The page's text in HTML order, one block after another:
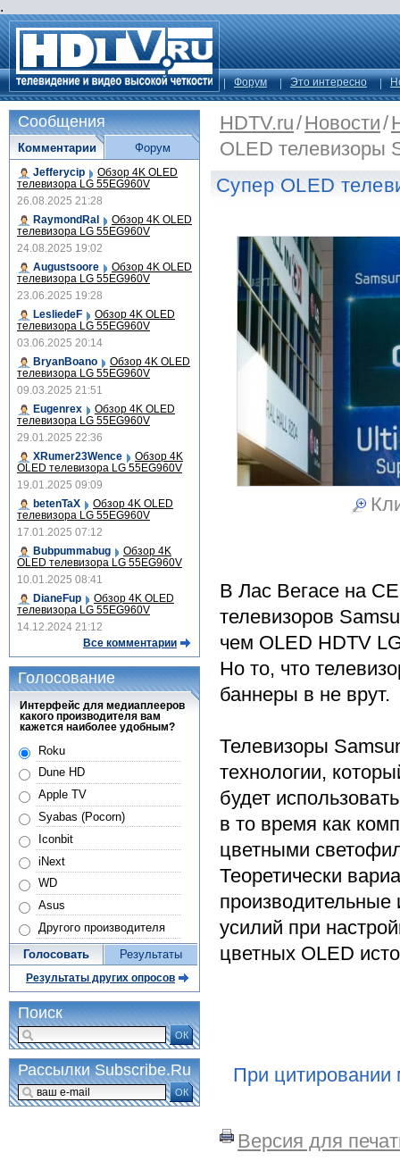
.
Форум Это интересно
HDTV.ru/Новости/
OLED телевизоры
Супер OLED
В Лас Вегасе на
телевизоров
чем OLED HDTV
Но то, что
баннеры в не врут.
Телевизоры
технологии,
будет
в то время как
цветными
Теоретически
усилий при
цветных OLED
При цитировании
Версия для
Сообщения
Комментарии
Jefferycip Обзор 4K OLED
телевизора LG 55EG960V
26.08.2025 21:28
RaymondRal
Обзор 4K OLED
телевизора LG 55EG960V
24.08.2025 19:02
Augustsoore
Обзор 4K OLED
телевизора LG 55EG960V
23.06.2025 19:28
LesliedeF
Обзор 4K OLED
телевизора LG 55EG960V
03.06.2025 20:14
BryanBoano
Обзор 4K OLED
телевизора LG 55EG960V
09.03.2025 21:51
Eugenrex
Обзор 4K OLED
телевизора LG 55EG960V
29.01.2025 22:36
XRumer23Wence
Обзор 4K
OLED телевизора LG 55EG960V
19.01.2025 09:09
betenTaX
Обзор 4K OLED
телевизора LG 55EG960V
17.01.2025 07:12
Bubpummabug
Обзор 4K
OLED телевизора LG 55EG960V
10.01.2025 08:41
DianeFup
Обзор 4K OLED
телевизора LG 55EG960V
14.12.2024 21:12
Все комментарии
Форум
Голосование
Интерфейс для медиаплееров
какого производителя вам
кажется наиболее удобным?
Roku
Dune HD
Apple TV
Syabas (Pocorn)
Iconbit
iNext
WD
Asus
Другого производителя
Голосовать Результаты
Результаты других опросов
Поиск
ОК
Рассылки Subscribe.Ru
ОК